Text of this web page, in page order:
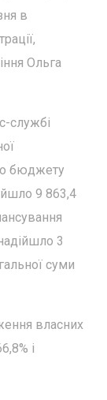
в
Ольга
службі
бюджету
9 863,4
3
суми
власних
і